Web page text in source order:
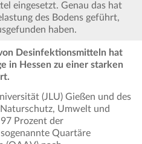
eingesetzt. Genau das hat
des Bodens geführt,
haben.
Desinfektionsmitteln hat
in Hessen zu einer starken
(JLU) Gießen und des
Umwelt und
Prozent der
Quartäre